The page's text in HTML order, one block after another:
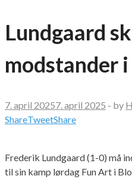
Lundgaard
modstander
7. april 20257. april 2025 - by
ShareTweetShare
Frederik Lundgaard (1-0) må
til sin kamp lørdag Fun Art i